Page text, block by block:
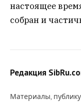
настоящее
собран и
Редакция
Материалы,